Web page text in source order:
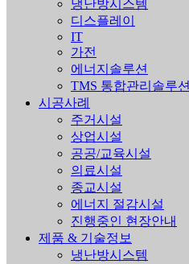
냉난방시스템
디스플레이
IT
가전
에너지솔루션
TMS 통합관리솔루션
시공사례
주거시설
상업시설
공공/교육시설
의료시설
종교시설
에너지 절감시설
진행중인 현장안내
제품 & 기술정보
냉난방시스템